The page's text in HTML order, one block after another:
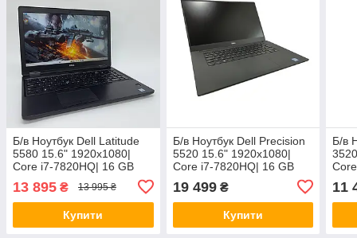
Б/в Ноутбук Dell Latitude
5580 15.6" 1920x1080|
Core i7-7820HQ| 16 GB
GeForce 940MX 2GB
13 895 ₴ 13 995 ₴
Купити
Б/в Ноутбук Dell Precision
5520 15.6" 1920x1080|
Core i7-7820HQ| 16 GB
RAM| 240 GB SSD| Quadro
M1200 4GB
19 499₴
Купити
Б/в
11